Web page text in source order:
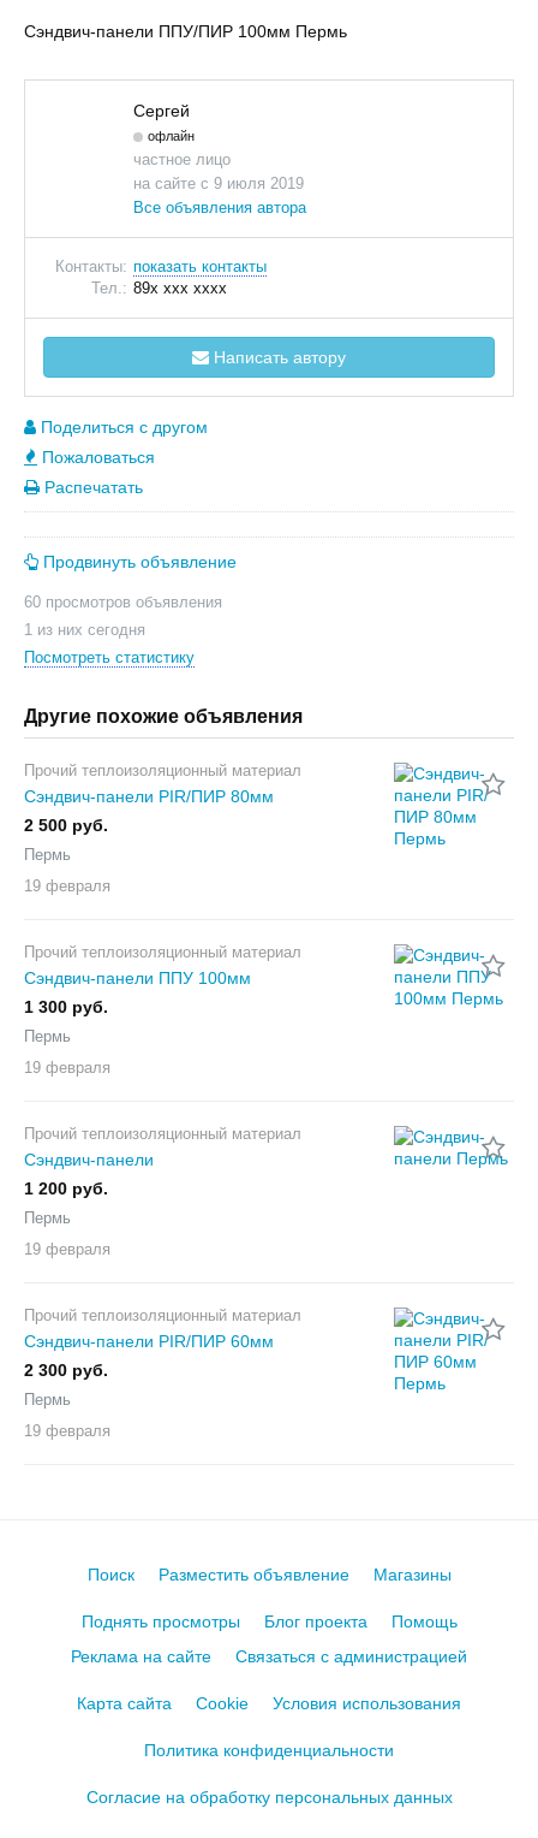
Сэндвич-панели ППУ/ПИР 100мм Пермь
Сергей
офлайн
частное лицо
на сайте с 9 июля 2019
Все объявления автора
Контакты: показать контакты
Тел.: 89x xxx xxxx
Написать автору
Поделиться с другом
Пожаловаться
Распечатать
Продвинуть объявление
60 просмотров объявления
1 из них сегодня
Посмотреть статистику
Другие похожие объявления
Прочий теплоизоляционный материал
Сэндвич-панели PIR/ПИР 80мм
2 500 руб.
Пермь
19 февраля
Прочий теплоизоляционный материал
Сэндвич-панели ППУ 100мм
1 300 руб.
Пермь
19 февраля
Прочий теплоизоляционный материал
Сэндвич-панели
1 200 руб.
Пермь
19 февраля
Прочий теплоизоляционный материал
Сэндвич-панели PIR/ПИР 60мм
2 300 руб.
Пермь
19 февраля
Поиск Разместить объявление Магазины
Поднять просмотры Блог проекта
Помощь
Реклама на сайте
Связаться с администрацией
Карта сайта Cookie Условия использования
Политика конфиденциальности
Согласие на обработку персональных данных